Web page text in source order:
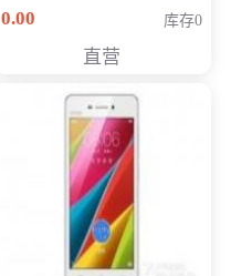
版 全网通(3G+32G)
0.00 库存0
直营